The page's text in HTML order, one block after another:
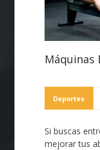
Máquinas
Deportes
Si buscas
mejorar tus